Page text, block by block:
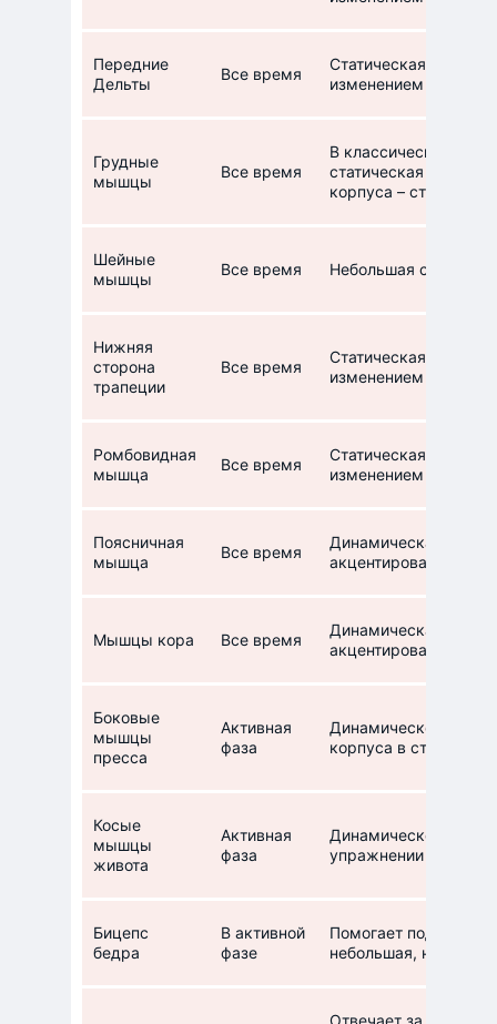
Передние
Дельты
Все время
Статическая
изменением в виду
Грудные
мышцы
Все время
В классическом
статическая
корпуса –
Шейные
мышцы
Все время Небольшая
Нижняя
сторона
трапеции
Все время
Статическая
изменением в виду
Ромбовидная
мышца
Все время
Статическая
изменением в виду
Поясничная
мышца
Все время
Динамическая
акцентирования во
Мышцы кора Все время
Динамическая
акцентирования во
Боковые
мышцы
пресса
Активная
фаза
Динамическое
корпуса в стороны
Косые
мышцы
живота
Активная
фаза
Динамическое
упражнении
Бицепс
бедра
В активной
фазе
Помогает подтянуть
небольшая, но
Отвечает за